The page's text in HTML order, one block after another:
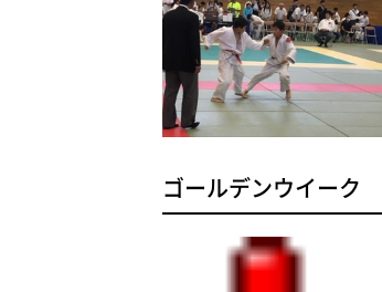
ゴールデンウイーク